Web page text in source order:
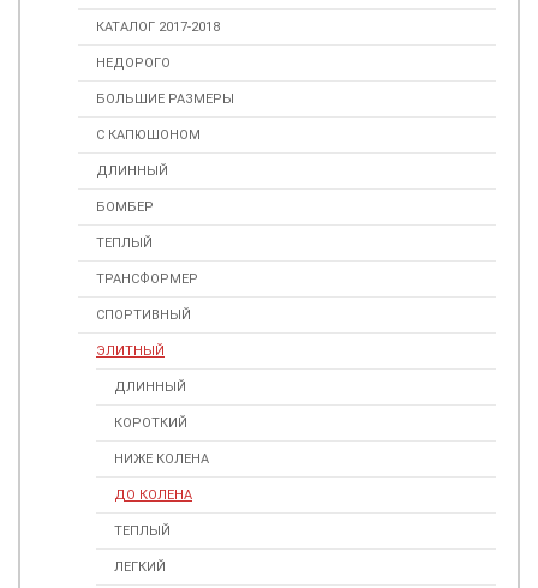
КАТАЛОГ 2017-2018
НЕДОРОГО
БОЛЬШИЕ РАЗМЕРЫ
С КАПЮШОНОМ
ДЛИННЫЙ
БОМБЕР
ТЕПЛЫЙ
ТРАНСФОРМЕР
СПОРТИВНЫЙ
ЭЛИТНЫЙ
ДЛИННЫЙ
КОРОТКИЙ
НИЖЕ КОЛЕНА
ДО КОЛЕНА
ТЕПЛЫЙ
ЛЕГКИЙ